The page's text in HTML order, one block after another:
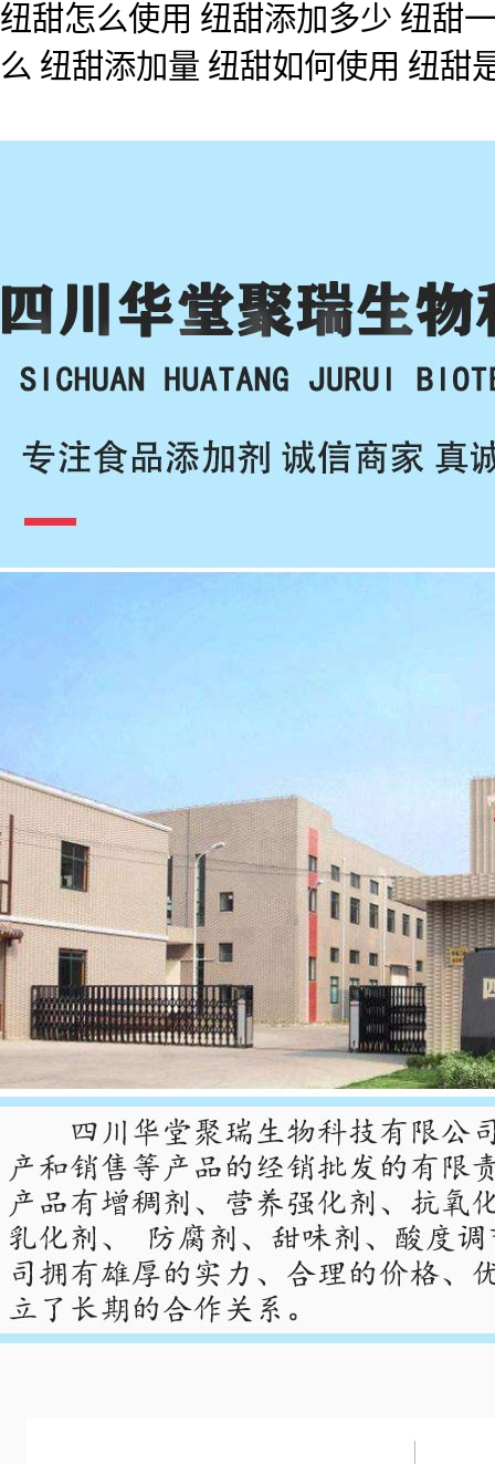
纽甜怎么使用 纽甜添加多少 纽甜
么 纽甜添加量 纽甜如何使用 纽甜